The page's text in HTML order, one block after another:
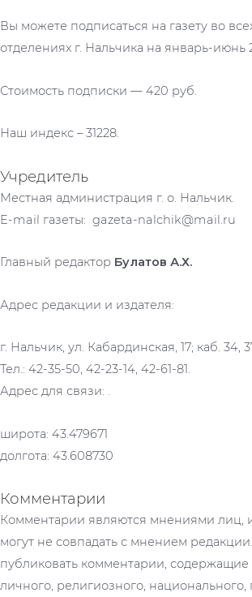
Вы можете подписаться на газету во
отделениях г. Нальчика на январь-июнь
Стоимость подписки — 420 руб.
Наш индекс – 31228.
Учредитель
Местная администрация г. о. Нальчик.
E-mail газеты: gazeta-nalchik@mail.ru
Главный редактор Булатов А.Х.
Адрес редакции и издателя:
г. Нальчик, ул. Кабардинская, 17; каб. 34,
Тел.: 42-35-50, 42-23-14, 42-61-81.
Адрес для связи: .
широта: 43.479671
долгота: 43.608730
Комментарии
Комментарии являются мнениями лиц,
могут не совпадать с мнением
публиковать комментарии,
личного, религиозного, национального,